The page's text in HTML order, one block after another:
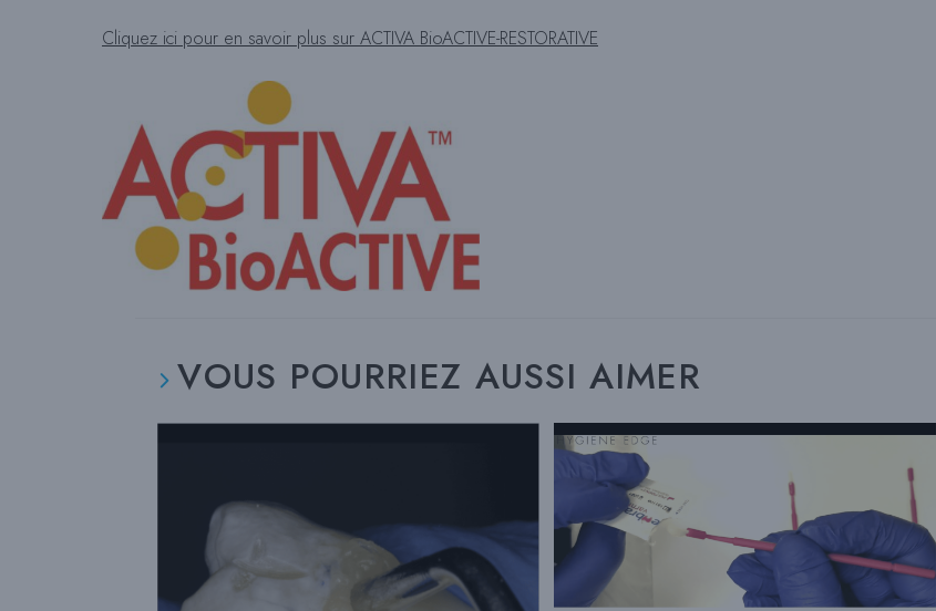
Cliquez ici pour en savoir plus sur ACTIVA BioACTIVE-RESTORATIVE
VOUS POURRIEZ AUSSI AIMER